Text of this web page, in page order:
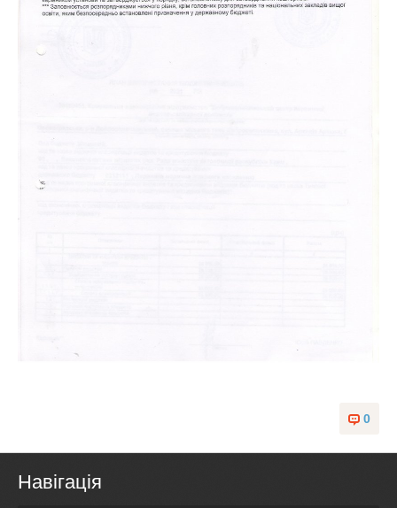
0
Навігація